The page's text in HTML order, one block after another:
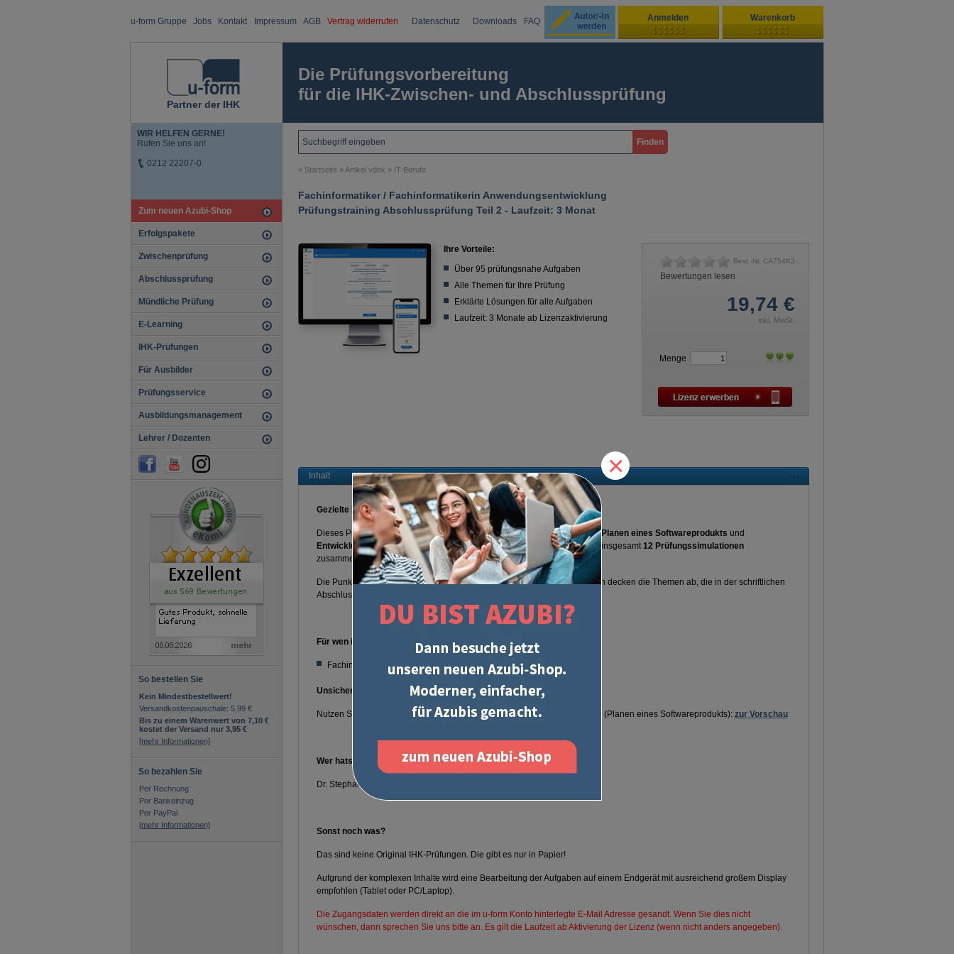
u-form Gruppe Jobs Kontakt Impressum AGB Vertrag widerrufen Datenschutz Downloads FAQ Anmelden Warenkorb
Partner der IHK
Die Prüfungsvorbereitung
für die IHK-Zwischen- und Abschlussprüfung
WIR HELFEN GERNE!
Rufen Sie uns an!
0212 22207-0
Zum neuen Azubi-Shop
Erfolgspakete
Zwischenprüfung
Abschlussprüfung
Mündliche Prüfung
E-Learning
IHK-Prüfungen
Für Ausbilder
Prüfungsservice
Ausbildungsmanagement
Lehrer / Dozenten
So bestellen Sie
Kein Mindestbestellwert!
Versandkostenpauschale: 5,99 €
Bis zu einem Warenwert von 7,10 €
kostet der Versand nur 3,95 €
[mehr Informationen]
So bezahlen Sie
Per Rechnung
Per Bankeinzug
Per PayPal
[mehr Informationen]
» Startseite » Artikel vdek » IT-Berufe
Fachinformatiker / Fachinformatikerin Anwendungsentwicklung
Prüfungstraining Abschlussprüfung Teil 2 - Laufzeit: 3 Monat
Ihre Vorteile:
Über 95 prüfungsnahe Aufgaben
Alle Themen für Ihre Prüfung
Erklärte Lösungen für alle Aufgaben
Laufzeit: 3 Monate ab Lizenzaktivierung
Best.-Nr. CA754K3
Bewertungen lesen
19,74 €
inkl. MwSt.
Menge
Inhalt
Gezielte Prüfungsvorbereitung für Teil 2
Dieses Prüfungstraining enthältüber 95 Aufgabenfür die PrüfungsfächerPlanen eines Softwareprodukts und
Entwicklung und Umsetzung von Algorithmen. Die Aufgaben wurden zu insgesamt12 Prüfungssimulationen
zusammengestellt (je 6 Lerneinheiten pro Prüfungsfach).
Die Punkte- und Zeitangabe ist wie bei einer echten Prüfung. Die Aufgaben decken die Themen ab, die in der schriftlichen
Abschlussprüfung Teil 2 gefragt werden können.
Für wen ist es geeignet?
Fachinformatiker und Fachinformatikerinnen Anwendungsentwicklung
Unsicher?
Nutzen Sie vor dem Kauf gerne unsere Vorschau von Prüfung 3, Klausur 1 (Planen eines Softwareprodukts): zur Vorschau
Wer hats geschrieben?
Dr. Stephan Mehl
Sonst noch was?
Das sind keine Original IHK-Prüfungen. Die gibt es nur in Papier!
Aufgrund der komplexen Inhalte wird eine Bearbeitung der Aufgaben auf einem Endgerät mit ausreichend großem Display
empfohlen (Tablet oder PC/Laptop).
Die Zugangsdaten werden direkt an die im u-form Konto hinterlegte E-Mail Adresse gesandt. Wenn Sie dies nicht
wünschen, dann sprechen Sie uns bitte an. Es gilt die Laufzeit ab Aktivierung der Lizenz (wenn nicht anders angegeben).
×